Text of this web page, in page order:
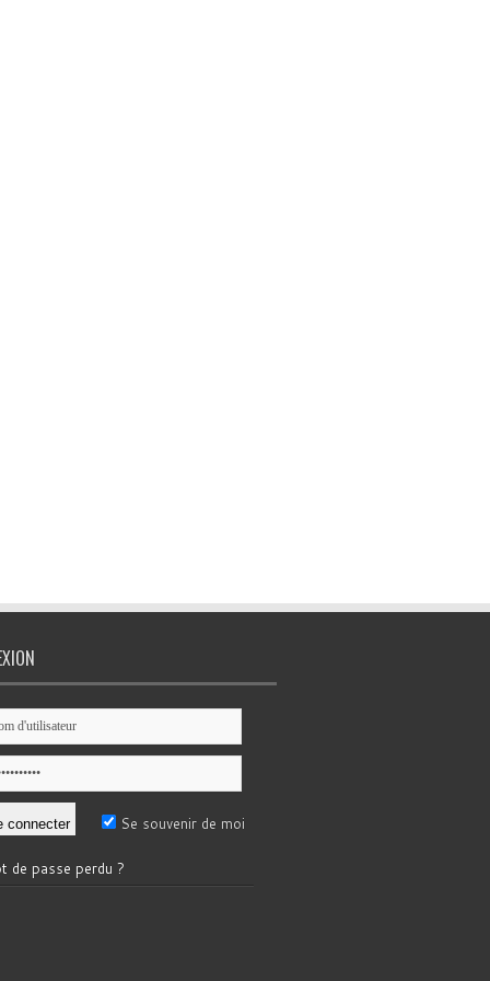
Se souvenir de moi
de passe perdu ?